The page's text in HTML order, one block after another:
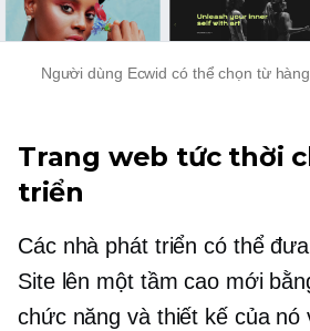
Người dùng Ecwid có thể chọn từ
Trang web tức thời
triển
Các nhà phát triển có thể
Site lên một tầm cao mới
chức năng và thiết kế của nó